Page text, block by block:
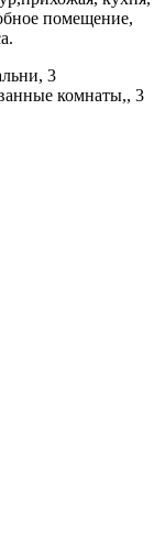
помещение,
3
комнаты,, 3